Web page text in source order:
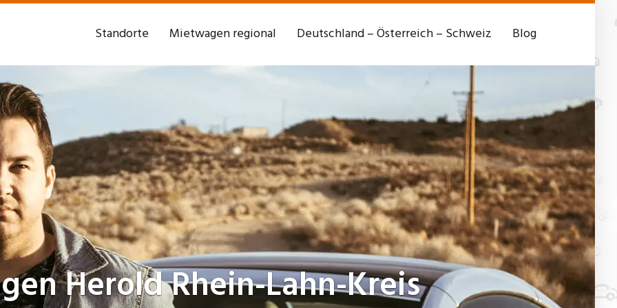
Standorte Mietwagen regional Deutschland – Österreich – Schweiz Blog
Herold Rhein-Lahn-Kreis